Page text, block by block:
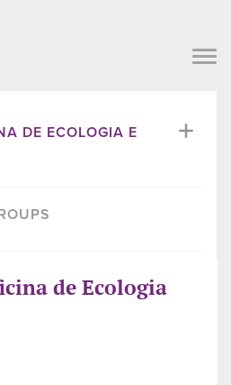
DE ECOLOGIA E
de Ecologia